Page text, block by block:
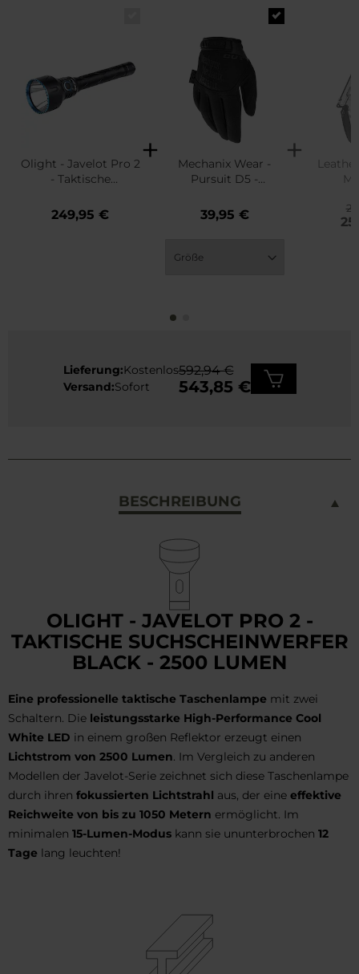
Olight - Javelot Pro 2
- Taktische
Black - 2500 Lumen
249,95 €
Mechanix Wear -
Pursuit D5 -
huhe - Black
39,95 €
Lieferung:Kostenlos
Versand:Sofort
592,94 €
543,85 €
BESCHREIBUNG
OLIGHT - JAVELOT PRO 2 -
TAKTISCHE SUCHSCHEINWERFER
BLACK - 2500 LUMEN
Eine professionelle taktische Taschenlampe mit zwei
Schaltern. Die leistungsstarke High-Performance Cool
White LED in einem großen Reflektor erzeugt einen
Lichtstrom von 2500 Lumen . Im Vergleich zu anderen
Modellen der Javelot-Serie zeichnet sich diese Taschenlampe
durch ihren fokussierten Lichtstrahl aus, der eine effektive
Reichweite von bis zu 1050 Metern ermöglicht. Im
minimalen 15-Lumen-Modus kann sie ununterbrochen 12
Tage lang leuchten!